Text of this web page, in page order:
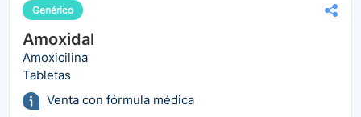
Genérico
Amoxidal
Amoxicilina
Tabletas
Venta con fórmula médica